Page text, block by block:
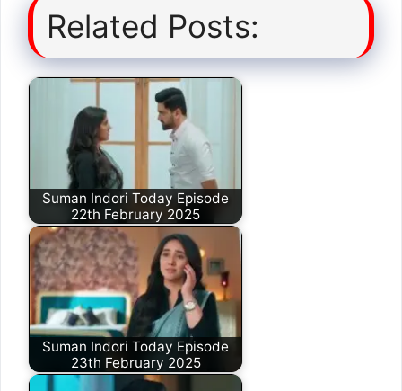
Related Posts:
Suman Indori Today Episode
22th February 2025
Suman Indori Today Episode
23th February 2025